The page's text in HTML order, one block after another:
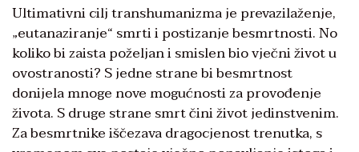
Ultimativni cilj transhumanizma je prevazilaženje,
„eutanaziranje“ smrti i postizanje besmrtnosti. No
koliko bi zaista poželjan i smislen bio vječni život u
ovostranosti? S jedne strane bi besmrtnost
donijela mnoge nove mogućnosti za provođenje
života. S druge strane smrt čini život jedinstvenim.
Za besmrtnike iščezava dragocjenost trenutka, s